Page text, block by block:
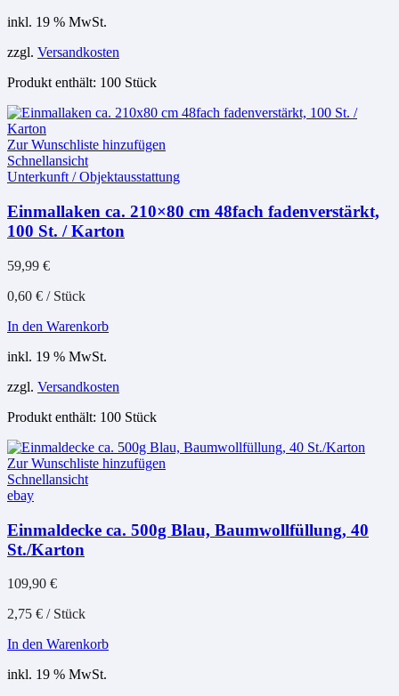
inkl. 19 % MwSt.
zzgl. Versandkosten
Produkt enthält: 100 Stück
Zur Wunschliste hinzufügen
Schnellansicht
Unterkunft / Objektausstattung
Einmallaken ca. 210×80 cm 48fach fadenverstärkt,
100 St. / Karton
59,99 €
0,60 € / Stück
In den Warenkorb
inkl. 19 % MwSt.
zzgl. Versandkosten
Produkt enthält: 100 Stück
Zur Wunschliste hinzufügen
Schnellansicht
ebay
Einmaldecke ca. 500g Blau, Baumwollfüllung, 40
St./Karton
109,90 €
2,75 € / Stück
In den Warenkorb
inkl. 19 % MwSt.